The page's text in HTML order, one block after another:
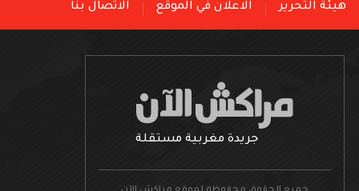
هيئة التحرير الاعلان في الموقع الاتصال بنا
جريدة مغربية مستقلة